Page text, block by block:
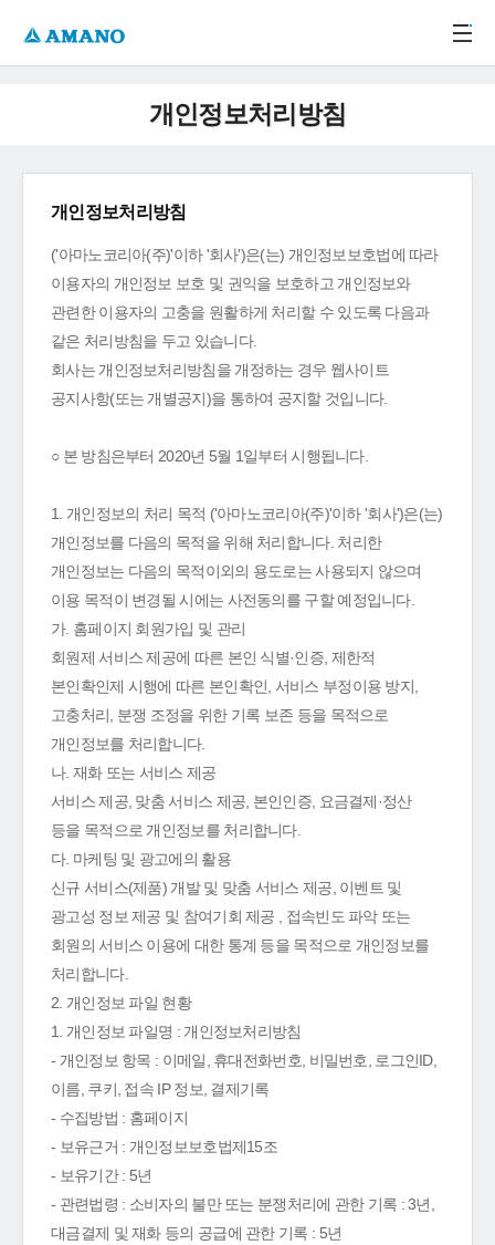
개인정보처리방침
개인정보처리방침
('아마노코리아(주)'이하 '회사')은(는) 개인정보보호법에 따라
이용자의 개인정보 보호 및 권익을 보호하고 개인정보와
관련한 이용자의 고충을 원활하게 처리할 수 있도록 다음과
같은 처리방침을 두고 있습니다.
회사는 개인정보처리방침을 개정하는 경우 웹사이트
공지사항(또는 개별공지)을 통하여 공지할 것입니다.
○ 본 방침은부터 2020년 5월 1일부터 시행됩니다.
1. 개인정보의 처리 목적 ('아마노코리아(주)'이하 '회사')은(는)
개인정보를 다음의 목적을 위해 처리합니다. 처리한
개인정보는 다음의 목적이외의 용도로는 사용되지 않으며
이용 목적이 변경될 시에는 사전동의를 구할 예정입니다.
가. 홈페이지 회원가입 및 관리
회원제 서비스 제공에 따른 본인 식별·인증, 제한적
본인확인제 시행에 따른 본인확인, 서비스 부정이용 방지,
고충처리, 분쟁 조정을 위한 기록 보존 등을 목적으로
개인정보를 처리합니다.
나. 재화 또는 서비스 제공
서비스 제공, 맞춤 서비스 제공, 본인인증, 요금결제·정산
등을 목적으로 개인정보를 처리합니다.
다. 마케팅 및 광고에의 활용
신규 서비스(제품) 개발 및 맞춤 서비스 제공, 이벤트 및
광고성 정보 제공 및 참여기회 제공 , 접속빈도 파악 또는
회원의 서비스 이용에 대한 통계 등을 목적으로 개인정보를
처리합니다.
2. 개인정보 파일 현황
1. 개인정보 파일명 : 개인정보처리방침
- 개인정보 항목 : 이메일, 휴대전화번호, 비밀번호, 로그인ID,
이름, 쿠키, 접속 IP 정보, 결제기록
- 수집방법 : 홈페이지
- 보유근거 : 개인정보보호법제15조
- 보유기간 : 5년
- 관련법령 : 소비자의 불만 또는 분쟁처리에 관한 기록 : 3년,
대금결제 및 재화 등의 공급에 관한 기록 : 5년